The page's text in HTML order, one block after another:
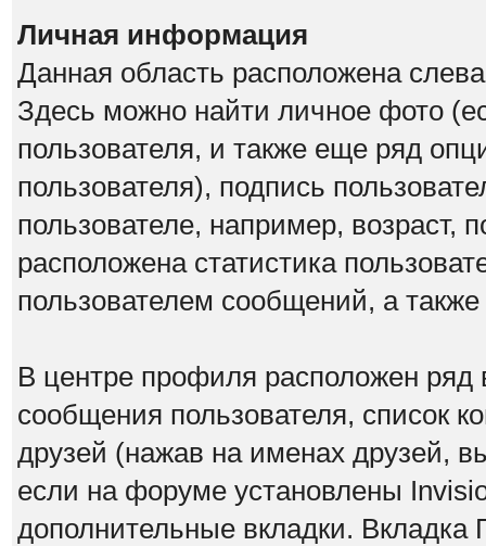
Личная информация
Данная область расположена
Здесь можно найти личное фото
пользователя, и также еще ряд
пользователя), подпись
пользователе, например, возраст,
расположена статистика
пользователем сообщений, а
В центре профиля расположен ряд
сообщения пользователя, список
друзей (нажав на именах друзей,
если на форуме установлены
дополнительные вкладки. Вкладка